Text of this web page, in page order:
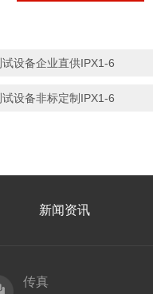
试设备企业直供IPX1-6
试设备非标定制IPX1-6
新闻资讯
传真